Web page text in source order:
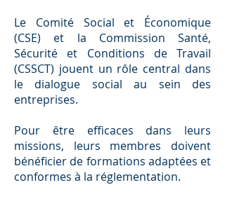
Le Comité Social et Économique
(CSE) et la Commission Santé,
Sécurité et Conditions de Travail
(CSSCT) jouent un rôle central dans
le dialogue social au sein des
entreprises.
Pour être efficaces dans leurs
missions, leurs membres doivent
bénéficier de formations adaptées et
conformes à la réglementation.